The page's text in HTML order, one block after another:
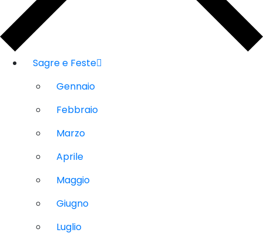
Sagre e Feste
Gennaio
Febbraio
Marzo
Aprile
Maggio
Giugno
Luglio